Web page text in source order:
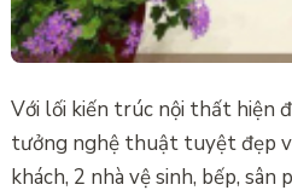
Với lối kiến trúc nội thất hiện
tưởng nghệ thuật tuyệt đẹp
khách, 2 nhà vệ sinh, bếp, sân